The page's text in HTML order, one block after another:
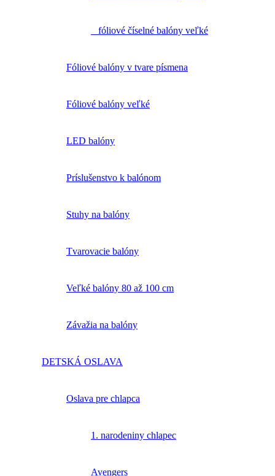
fóliové číselné balóny veľké
Fóliové balóny v tvare písmena
Fóliové balóny veľké
LED balóny
Príslušenstvo k balónom
Stuhy na balóny
Tvarovacie balóny
Veľké balóny 80 až 100 cm
Závažia na balóny
DETSKÁ OSLAVA
Oslava pre chlapca
1. narodeniny chlapec
Avengers